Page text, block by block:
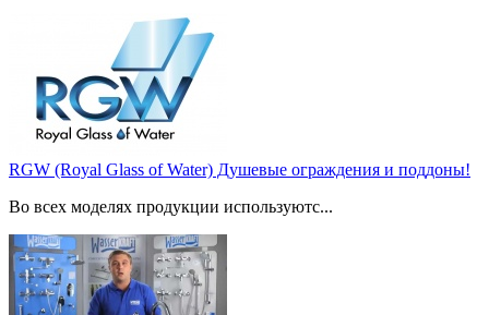
RGW (Royal Glass of Water) Душевые ограждения и поддоны!
Во всех моделях продукции используютс...